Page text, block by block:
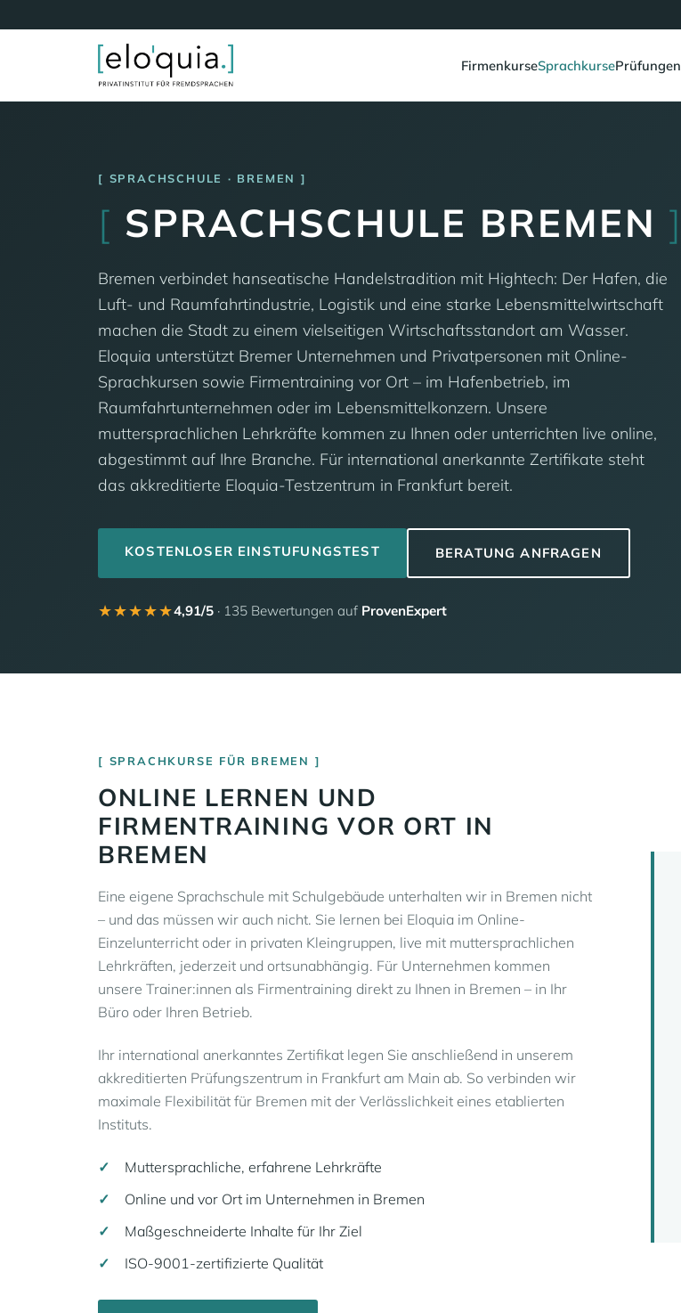
FirmenkurseSprachkursePrüfungen
SPRACHSCHULE · BREMEN
[ SPRACHSCHULE BREMEN]
Bremen verbindet hanseatische Handelstradition mit Hightech: Der Hafen, die
Luft- und Raumfahrtindustrie, Logistik und eine starke Lebensmittelwirtschaft
machen die Stadt zu einem vielseitigen Wirtschaftsstandort am Wasser.
Eloquia unterstützt Bremer Unternehmen und Privatpersonen mit Online-
Sprachkursen sowie Firmentraining vor Ort – im Hafenbetrieb, im
Raumfahrtunternehmen oder im Lebensmittelkonzern. Unsere
muttersprachlichen Lehrkräfte kommen zu Ihnen oder unterrichten live online,
abgestimmt auf Ihre Branche. Für international anerkannte Zertifikate steht
das akkreditierte Eloquia-Testzentrum in Frankfurt bereit.
KOSTENLOSER EINSTUFUNGSTEST BERATUNG ANFRAGEN
★★★★★4,91/5 · 135 Bewertungen auf ProvenExpert
SPRACHKURSE FÜR BREMEN
ONLINE LERNEN UND
FIRMENTRAINING VOR ORT IN
BREMEN
Eine eigene Sprachschule mit Schulgebäude unterhalten wir in Bremen nicht
– und das müssen wir auch nicht. Sie lernen bei Eloquia im Online-
Einzelunterricht oder in privaten Kleingruppen, live mit muttersprachlichen
Lehrkräften, jederzeit und ortsunabhängig. Für Unternehmen kommen
unsere Trainer:innen als Firmentraining direkt zu Ihnen in Bremen – in Ihr
Büro oder Ihren Betrieb.
Ihr international anerkanntes Zertifikat legen Sie anschließend in unserem
akkreditierten Prüfungszentrum in Frankfurt am Main ab. So verbinden wir
maximale Flexibilität für Bremen mit der Verlässlichkeit eines etablierten
Instituts.
Muttersprachliche, erfahrene Lehrkräfte
Online und vor Ort im Unternehmen in Bremen
Maßgeschneiderte Inhalte für Ihr Ziel
ISO-9001-zertifizierte Qualität